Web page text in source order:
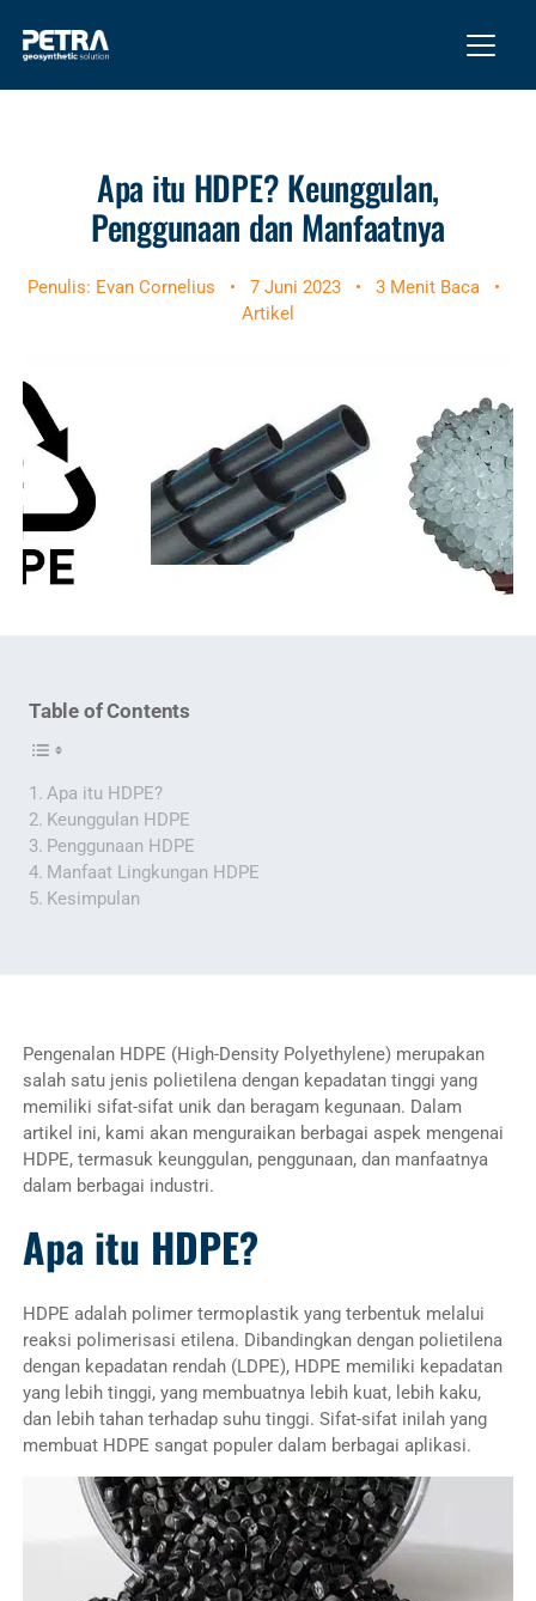
Apa itu HDPE? Keunggulan,
Penggunaan dan Manfaatnya
Penulis: Evan Cornelius • 7 Juni 2023 • 3 Menit Baca
•
Artikel
Table of Contents
Apa itu HDPE?
Keunggulan HDPE
Penggunaan HDPE
Manfaat Lingkungan HDPE
Kesimpulan
Pengenalan HDPE (High-Density Polyethylene) merupakan
salah satu jenis polietilena dengan kepadatan tinggi yang
memiliki sifat-sifat unik dan beragam kegunaan. Dalam
artikel ini, kami akan menguraikan berbagai aspek mengenai
HDPE, termasuk keunggulan, penggunaan, dan manfaatnya
dalam berbagai industri.
Apa itu HDPE?
HDPE adalah polimer termoplastik yang terbentuk melalui
reaksi polimerisasi etilena. Dibandingkan dengan polietilena
dengan kepadatan rendah (LDPE), HDPE memiliki kepadatan
yang lebih tinggi, yang membuatnya lebih kuat, lebih kaku,
dan lebih tahan terhadap suhu tinggi. Sifat-sifat inilah yang
membuat HDPE sangat populer dalam berbagai aplikasi.